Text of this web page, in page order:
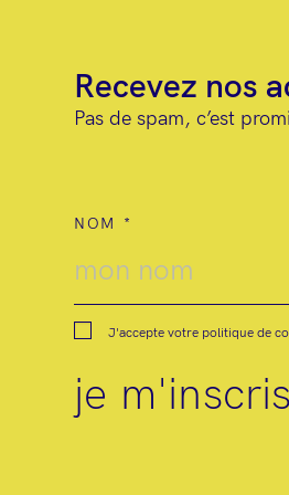
Recevez nos
Pas de spam, c’est
NOM
J'accepte votre politique de
je m'inscris